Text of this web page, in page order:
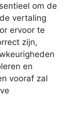
om de
vertaling
ervoor te
zijn,
en
vooraf zal